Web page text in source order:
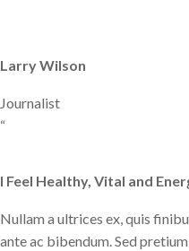
Larry Wilson
Journalist
“
I Feel Healthy, Vital and
Nullam a ultrices ex, quis
ante ac bibendum. Sed